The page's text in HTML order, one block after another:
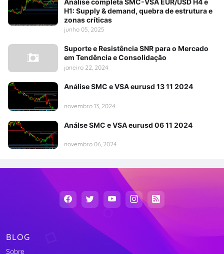
Análise completa SMC-VSA EUR/USD H4 e
H1: Supply & demand, quebra de estrutura e
zonas críticas
junho 05, 2025
Suporte e Resistência SNR para o Mercado
em Tendência e Consolidação
janeiro 22, 2024
Análise SMC e VSA eurusd 13 11 2024
novembro 13, 2024
Análse SMC e VSA eurusd 06 11 2024
novembro 06, 2024
BLOG
Sobre